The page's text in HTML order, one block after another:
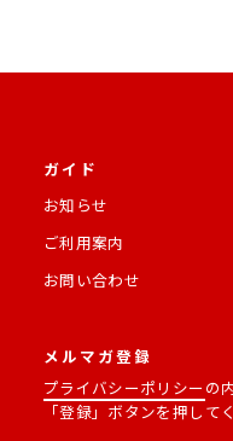
ガイド
お知らせ
ご利用案内
お問い合わせ
メルマガ登録
プライバシーポリシー の
「登録」ボタンを押して